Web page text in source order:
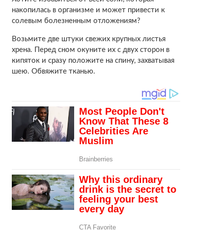
накопилась в организме и может привести к
солевым болезненным отложениям?
Возьмите две штуки свежих крупных листья
хрена. Перед сном окуните их с двух сторон в
кипяток и сразу положите на спину, захватывая
шею. Обвяжите тканью.